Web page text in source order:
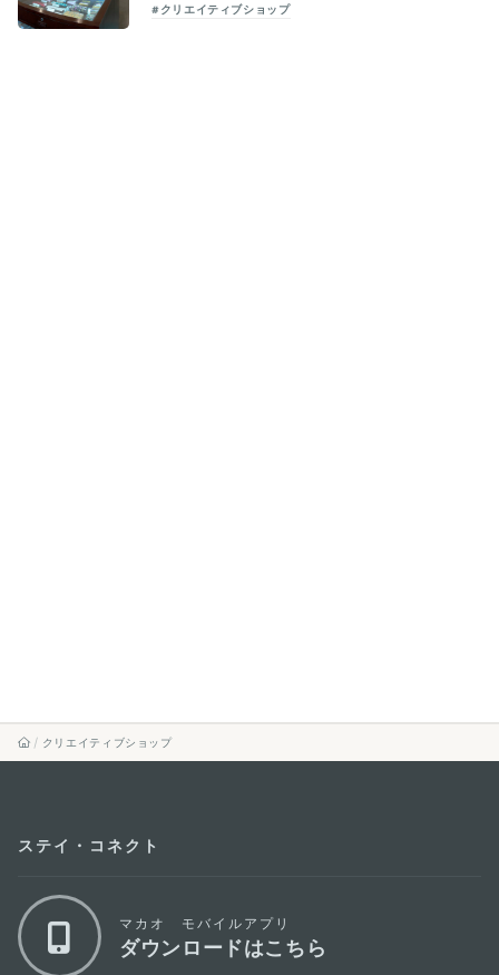
#クリエイティブショップ
クリエイティブショップ
ステイ・コネクト
マカオ モバイルアプリ
ダウンロードはこちら